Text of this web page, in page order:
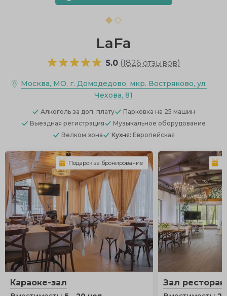
LaFa
5.0 (1826 отзывов)
Москва, МО, г. Домодедово, мкр. Востряково, ул.
Чехова, 81
Алкоголь за доп. плату Парковка на 25 машин
Выездная регистрация
Музыкальное оборудование
Велком зона
Кухня: Европейская
Караоке-зал
Подарок за бронирование
Зал